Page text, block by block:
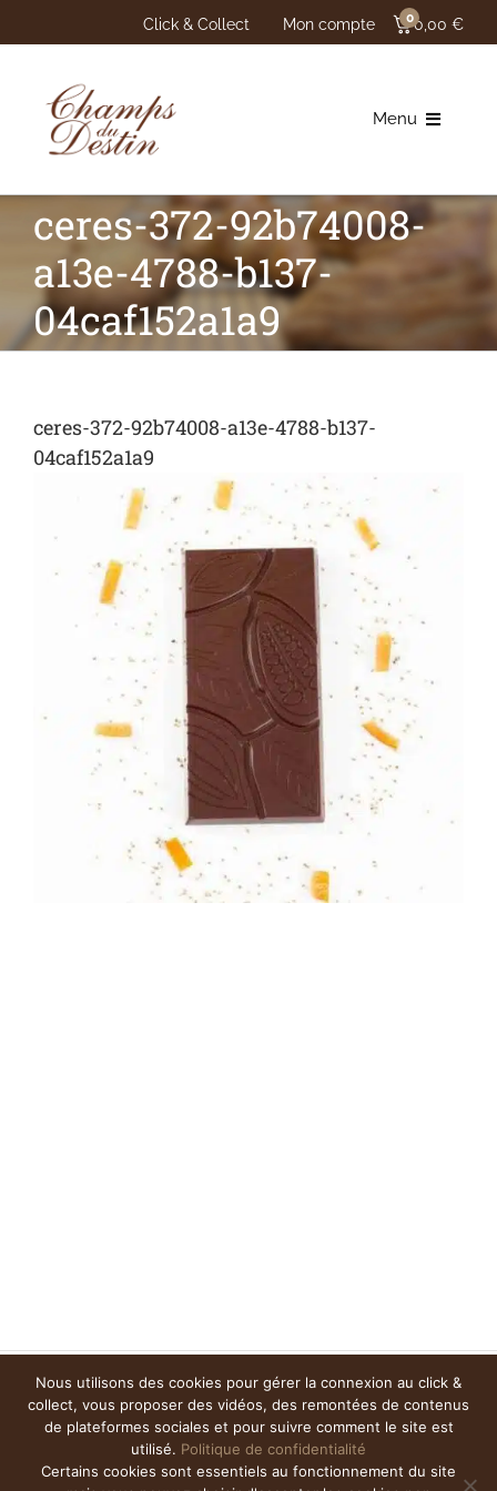
Click & Collect Mon compte 00,00€
Menu
Boulangerie
Chocolaterie
Philosophie
ceres-372-92b74008-
a13e-4788-b137-
04caf152a1a9
ceres-372-92b74008-a13e-4788-b137-
04caf152a1a9
Nous utilisons des cookies pour gérer la connexion au click &
collect, vous proposer des vidéos, des remontées de contenus
de plateformes sociales et pour suivre comment le site est
utilisé. Politique de confidentialité
Certains cookies sont essentiels au fonctionnement du site